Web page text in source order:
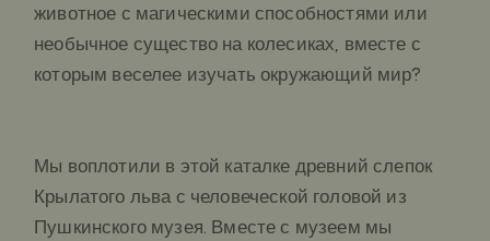
животное с магическими способностями или
необычное существо на колесиках, вместе с
которым веселее изучать окружающий мир?
Мы воплотили в этой каталке древний слепок
Крылатого льва с человеческой головой из
Пушкинского музея. Вместе с музеем мы